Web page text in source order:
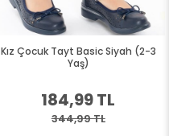
Kız Çocuk Tayt Basic Siyah (2-3
Yaş)
184,99 TL
344,99 TL